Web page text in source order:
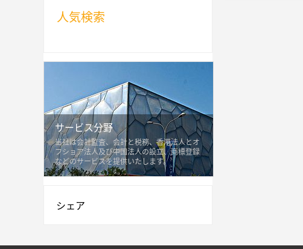
人気検索
サービス分野
当社は会計監査、会計と税務、香港法人とオ
フショア法人及び中国法人の設立、商標登録
などのサービスを提供いたします。
シェア